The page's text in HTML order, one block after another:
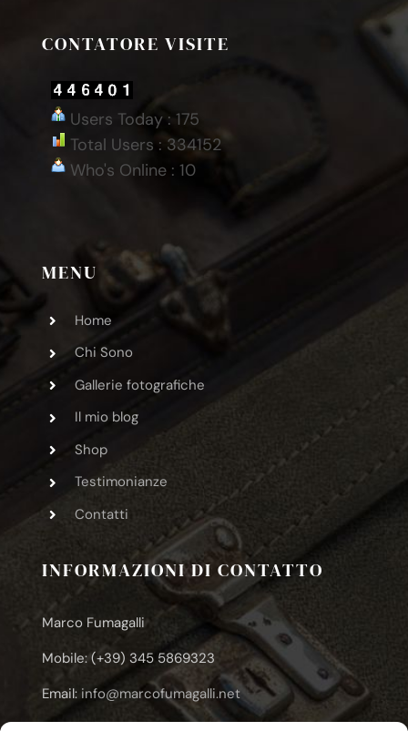
CONTATORE VISITE
Users Today : 175
Total Users : 334152
Who's Online : 10
MENU
Home
Chi Sono
Gallerie fotografiche
Il mio blog
Shop
Testimonianze
Contatti
INFORMAZIONI DI CONTATTO
Marco Fumagalli
Mobile: (+39) 345 5869323
Email: info@marcofumagalli.net